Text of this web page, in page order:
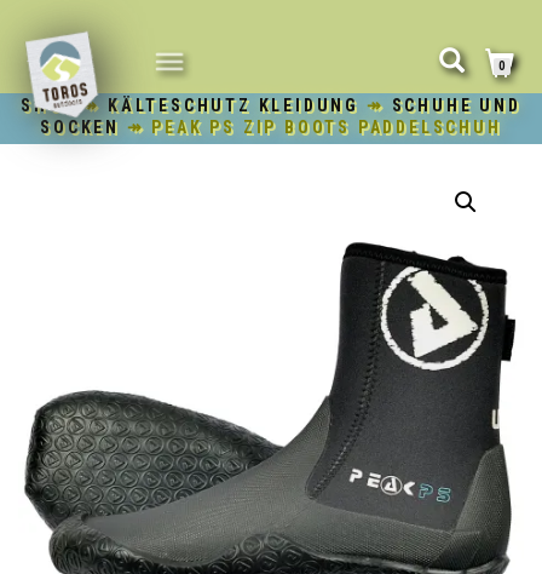
NAVIGATION
UMSCHALTEN
0
SHOP↠ KÄLTESCHUTZ KLEIDUNG ↠ SCHUHE UND
SOCKEN ↠ PEAK PS ZIP BOOTS PADDELSCHUH